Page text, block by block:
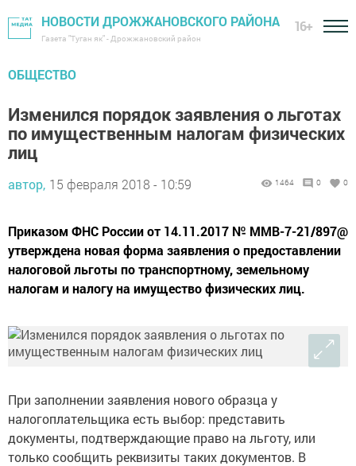
НОВОСТИ ДРОЖЖАНОВСКОГО РАЙОНА
Газета "Туган як" - Дрожжановский район
16+
ОБЩЕСТВО
Изменился порядок заявления о льготах
по имущественным налогам физических
лиц
автор, 15 февраля 2018 - 10:59 1464 0 0
Приказом ФНС России от 14.11.2017 № ММВ-7-21/897@
утверждена новая форма заявления о предоставлении
налоговой льготы по транспортному, земельному
налогам и налогу на имущество физических лиц.
При заполнении заявления нового образца у
налогоплательщика есть выбор: представить
документы, подтверждающие право на льготу, или
только сообщить реквизиты таких документов. В